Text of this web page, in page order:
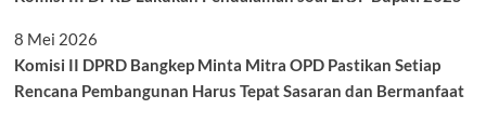
8 Mei 2026
Komisi II DPRD Bangkep Minta Mitra OPD Pastikan Setiap
Rencana Pembangunan Harus Tepat Sasaran dan Bermanfaat